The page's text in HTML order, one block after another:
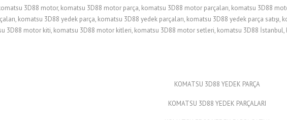
3D88 motor, komatsu 3D88 motor parça, komatsu 3D88 motor parçaları, komatsu 3D88
komatsu 3D88 yedek parça, komatsu 3D88 yedek parçaları, komatsu 3D88 yedek parça
3D88 motor kiti, komatsu 3D88 motor kitleri, komatsu 3D88 motor setleri, komatsu 3D88
KOMATSU 3D88 YEDEK PARÇA
KOMATSU 3D88 YEDEK PARÇALARI